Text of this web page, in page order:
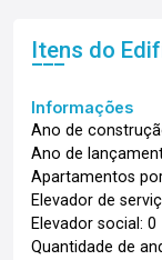
Itens do
Informações
Ano de
Ano de
Apartamentos
Elevador de
Elevador social: 0
Quantidade de